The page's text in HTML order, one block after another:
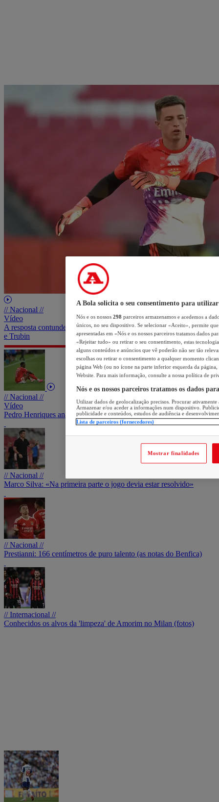
// Nacional //
Vídeo
A resposta contundente de Marco Silva em relação a Samuel Soares
e Trubin
// Nacional //
Vídeo
Pedro Henriques analisa bola de Lukebakio na linha de golo
// Nacional //
Marco Silva: «Na primeira parte o jogo devia estar resolvido»
// Nacional //
Prestianni: 166 centímetros de puro talento (as notas do Benfica)
// Internacional //
Conhecidos os alvos da 'limpeza' de Amorim no Milan (fotos)
A Bola solicita o seu consentimento para utilizar
Nós e os nossos 298 parceiros armazenamos e acedemos a
únicos, no seu dispositivo. Se selecionar «Aceito», permite
apresentadas em «Nós e os nossos parceiros tratamos dados
«Rejeitar tudo» ou retirar o seu consentimento, estas
alguns conteúdos e anúncios que vê poderão não ser tão
escolhas ou retirar o consentimento a qualquer momento
página Web (ou no ícone na parte inferior esquerda da página,
Website. Para mais informação, consulte a nossa política de
Nós e os nossos parceiros tratamos os dados
Utilizar dados de geolocalização precisos. Procurar
Armazenar e/ou aceder a informações num dispositivo.
publicidade e conteúdos, estudos de audiência e
Lista de parceiros (fornecedores)
Mostrar finalidades